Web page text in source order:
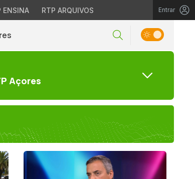
ENSINA RTP ARQUIVOS Entrar
Açores